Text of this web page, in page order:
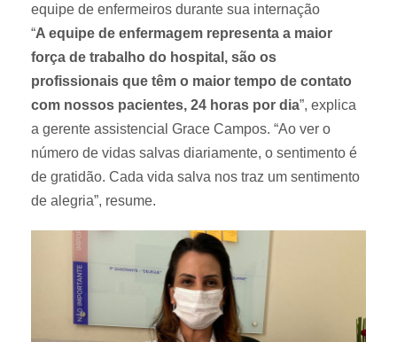
equipe de enfermeiros durante sua internação
“A equipe de enfermagem representa a maior
força de trabalho do hospital, são os
profissionais que têm o maior tempo de contato
com nossos pacientes, 24 horas por dia”, explica
a gerente assistencial Grace Campos. “Ao ver o
número de vidas salvas diariamente, o sentimento é
de gratidão. Cada vida salva nos traz um sentimento
de alegria”, resume.